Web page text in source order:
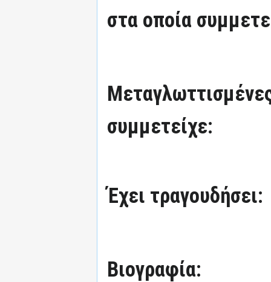
στα οποία
συμμετείχε:
Έχει τραγουδήσει:
Βιογραφία: